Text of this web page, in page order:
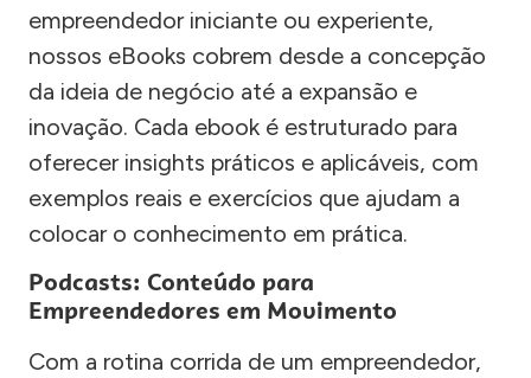
empreendedor iniciante ou experiente,
nossos eBooks cobrem desde a concepção
da ideia de negócio até a expansão e
inovação. Cada ebook é estruturado para
oferecer insights práticos e aplicáveis, com
exemplos reais e exercícios que ajudam a
colocar o conhecimento em prática.
Podcasts: Conteúdo para
Empreendedores em Movimento
Com a rotina corrida de um empreendedor,